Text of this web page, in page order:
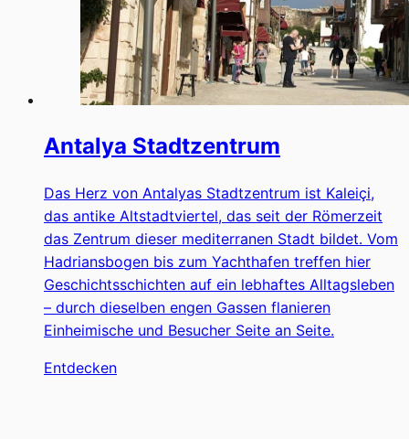
Antalya Stadtzentrum
Das Herz von Antalyas Stadtzentrum ist Kaleiçi,
das antike Altstadtviertel, das seit der Römerzeit
das Zentrum dieser mediterranen Stadt bildet. Vom
Hadriansbogen bis zum Yachthafen treffen hier
Geschichtsschichten auf ein lebhaftes Alltagsleben
– durch dieselben engen Gassen flanieren
Einheimische und Besucher Seite an Seite.
Entdecken